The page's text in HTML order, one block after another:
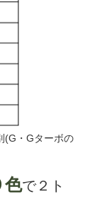
・Gターボの
色で２ト